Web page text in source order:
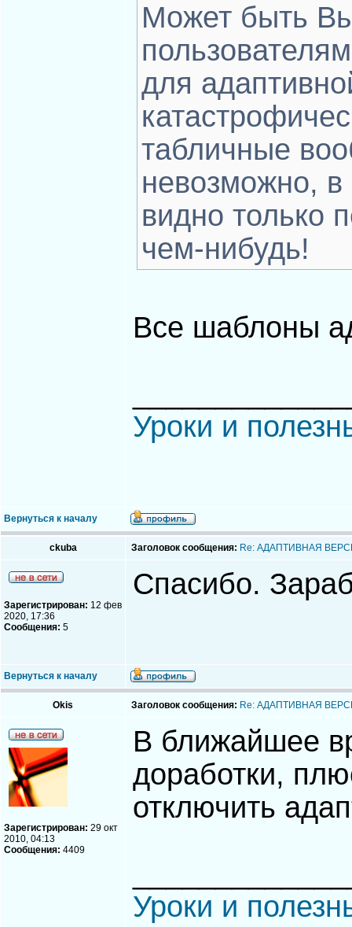
Может быть
для
табличные
невозможно,
видно только
чем-нибудь!
Все шаблоны
Уроки и
Вернуться к началу
ckuba Заголовок сообщения: Re: АДАПТИВНАЯ
Зарегистрирован: 12 фев
2020, 17:36
Сообщения: 5
Спасибо.
Вернуться к началу
Okis Заголовок сообщения: Re: АДАПТИВНАЯ
Зарегистрирован: 29 окт
2010, 04:13
Сообщения: 4409
В ближайшее
доработки,
отключить
Уроки и